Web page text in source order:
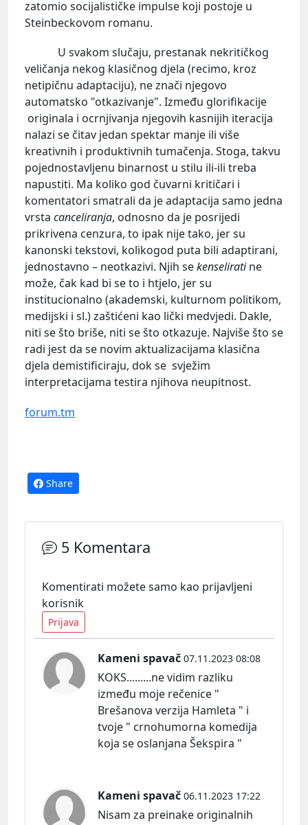
zatomio socijalističke impulse koji postoje u
Steinbeckovom romanu.
U svakom slučaju, prestanak nekritičkog
veličanja nekog klasičnog djela (recimo, kroz
netipičnu adaptaciju), ne znači njegovo
automatsko "otkazivanje". Između glorifikacije
originala i ocrnjivanja njegovih kasnijih iteracija
nalazi se čitav jedan spektar manje ili više
kreativnih i produktivnih tumačenja. Stoga, takvu
pojednostavljenu binarnost u stilu ili-ili treba
napustiti. Ma koliko god čuvarni kritičari i
komentatori smatrali da je adaptacija samo jedna
vrsta canceliranja, odnosno da je posrijedi
prikrivena cenzura, to ipak nije tako, jer su
kanonski tekstovi, kolikogod puta bili adaptirani,
jednostavno – neotkazivi. Njih sekenseliratine
može, čak kad bi se to i htjelo, jer su
institucionalno (akademski, kulturnom politikom,
medijski i sl.) zaštićeni kao lički medvjedi. Dakle,
niti se što briše, niti se što otkazuje. Najviše što se
radi jest da se novim aktualizacijama klasična
djela demistificiraju, dok se svježim
interpretacijama testira njihova neupitnost.
forum.tm
Share
5 Komentara
Komentirati možete samo kao prijavljeni
korisnik
Prijava
Kameni spavač 07.11.2023 08:08
KOKS.........ne vidim razliku
između moje rečenice "
Brešanova verzija Hamleta " i
tvoje " crnohumorna komedija
koja se oslanjana Šekspira "
Kameni spavač 06.11.2023 17:22
Nisam za preinake originalnih